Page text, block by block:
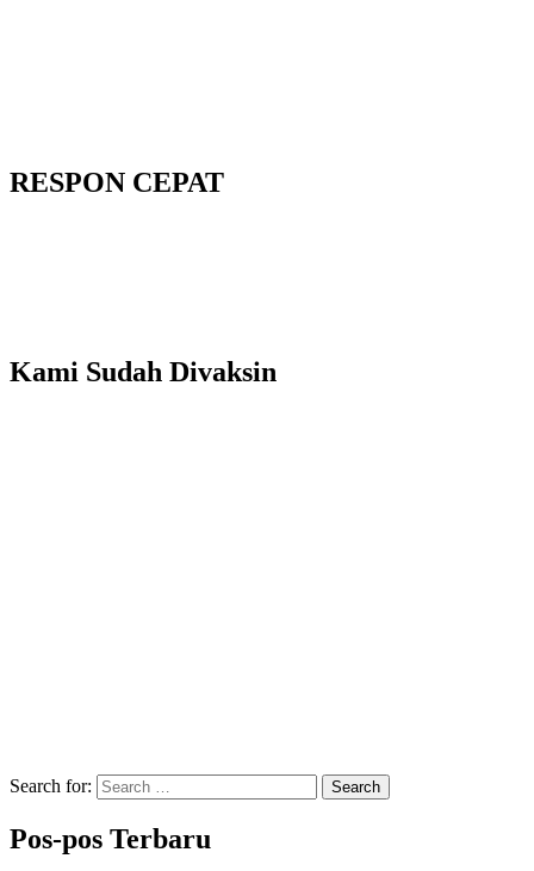
RESPON CEPAT
Kami Sudah Divaksin
Search for: Search
Pos-pos Terbaru